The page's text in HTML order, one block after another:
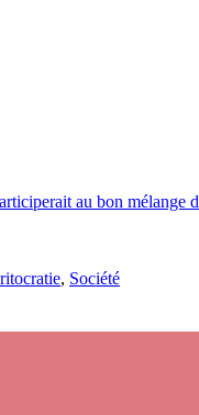
au bon
, Société